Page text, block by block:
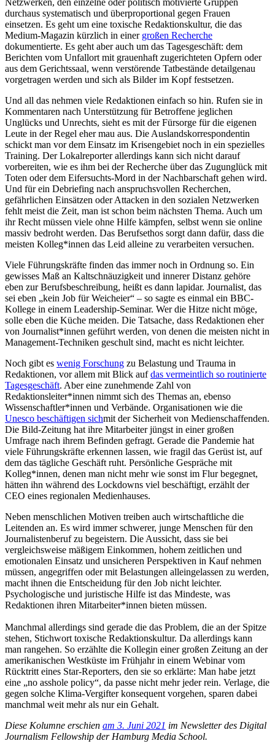
Netzwerken, den einzelne oder politisch motivierte Gruppen
durchaus systematisch und überproportional gegen Frauen
einsetzen. Es geht um eine toxische Redaktionskultur, die das
Medium-Magazin kürzlich in einer großen Recherche
dokumentierte. Es geht aber auch um das Tagesgeschäft: dem
Berichten vom Unfallort mit grauenhaft zugerichteten Opfern oder
aus dem Gerichtssaal, wenn verstörende Tatbestände detailgenau
vorgetragen werden und sich als Bilder im Kopf festsetzen.
Und all das nehmen viele Redaktionen einfach so hin. Rufen sie in
Kommentaren nach Unterstützung für Betroffene jeglichen
Unglücks und Unrechts, sieht es mit der Fürsorge für die eigenen
Leute in der Regel eher mau aus. Die Auslandskorrespondentin
schickt man vor dem Einsatz im Krisengebiet noch in ein spezielles
Training. Der Lokalreporter allerdings kann sich nicht darauf
vorbereiten, wie es ihm bei der Recherche über das Zugunglück mit
Toten oder dem Eifersuchts-Mord in der Nachbarschaft gehen wird.
Und für ein Debriefing nach anspruchsvollen Recherchen,
gefährlichen Einsätzen oder Attacken in den sozialen Netzwerken
fehlt meist die Zeit, man ist schon beim nächsten Thema. Auch um
ihr Recht müssen viele ohne Hilfe kämpfen, selbst wenn sie online
massiv bedroht werden. Das Berufsethos sorgt dann dafür, dass die
meisten Kolleg*innen das Leid alleine zu verarbeiten versuchen.
Viele Führungskräfte finden das immer noch in Ordnung so. Ein
gewisses Maß an Kaltschnäuzigkeit und innerer Distanz gehöre
eben zur Berufsbeschreibung, heißt es dann lapidar. Journalist, das
sei eben „kein Job für Weicheier“ – so sagte es einmal ein BBC-
Kollege in einem Leadership-Seminar. Wer die Hitze nicht möge,
solle eben die Küche meiden. Die Tatsache, dass Redaktionen eher
von Journalist*innen geführt werden, von denen die meisten nicht in
Management-Techniken geschult sind, macht es nicht leichter.
Noch gibt es wenig Forschung zu Belastung und Trauma in
Redaktionen, vor allem mit Blick aufdas vermeintlich so routinierte
Tagesgeschäft. Aber eine zunehmende Zahl von
Redaktionsleiter*innen nimmt sich des Themas an, ebenso
Wissenschaftler*innen und Verbände. Organisationen wie die
Unesco beschäftigen sichmit der Sicherheit von Medienschaffenden.
Die Bild-Zeitung hat ihre Mitarbeiter jüngst in einer großen
Umfrage nach ihrem Befinden gefragt. Gerade die Pandemie hat
viele Führungskräfte erkennen lassen, wie fragil das Gerüst ist, auf
dem das tägliche Geschäft ruht. Persönliche Gespräche mit
Kolleg*innen, denen man nicht mehr wie sonst im Flur begegnet,
hätten ihn während des Lockdowns viel beschäftigt, erzählt der
CEO eines regionalen Medienhauses.
Neben menschlichen Motiven treiben auch wirtschaftliche die
Leitenden an. Es wird immer schwerer, junge Menschen für den
Journalistenberuf zu begeistern. Die Aussicht, dass sie bei
vergleichsweise mäßigem Einkommen, hohem zeitlichen und
emotionalen Einsatz und unsicheren Perspektiven in Kauf nehmen
müssen, angegriffen oder mit Belastungen alleingelassen zu werden,
macht ihnen die Entscheidung für den Job nicht leichter.
Psychologische und juristische Hilfe ist das Mindeste, was
Redaktionen ihren Mitarbeiter*innen bieten müssen.
Manchmal allerdings sind gerade die das Problem, die an der Spitze
stehen, Stichwort toxische Redaktionskultur. Da allerdings kann
man rangehen. So erzählte die Kollegin einer großen Zeitung an der
amerikanischen Westküste im Frühjahr in einem Webinar vom
Rücktritt eines Star-Reporters, den sie so erklärte: Man habe jetzt
eine „no asshole policy“, da passe nicht mehr jeder rein. Verlage, die
gegen solche Klima-Vergifter konsequent vorgehen, sparen dabei
manchmal weit mehr als nur ein Gehalt.
Diese Kolumne erschien am 3. Juni 2021 im Newsletter des Digital
Journalism Fellowship der Hamburg Media School.